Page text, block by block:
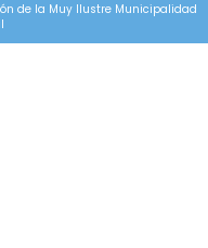
de la Muy Ilustre Municipalidad